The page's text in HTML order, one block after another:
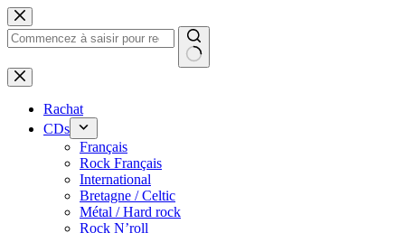
Passer
au
contenu
Rachat
CDs
Français
Rock Français
International
Bretagne / Celtic
Métal / Hard rock
Rock N’roll